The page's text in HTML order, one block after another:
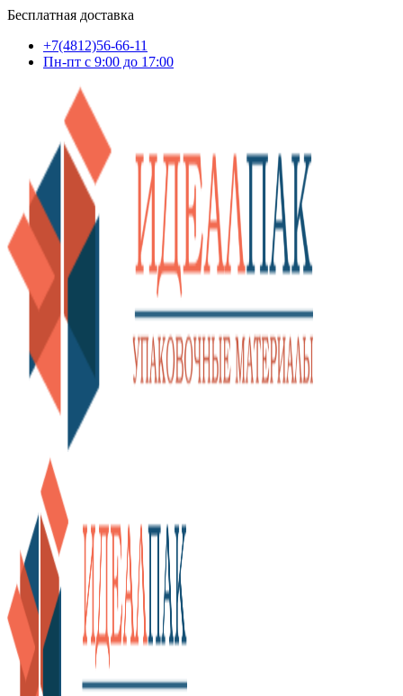
Бесплатная доставка
+7(4812)56-66-11
Пн-пт c 9:00 до 17:00